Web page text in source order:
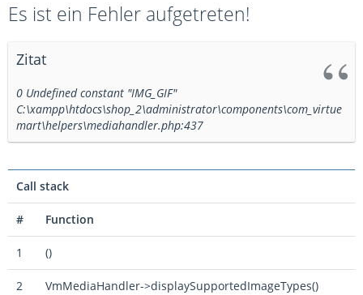
Es ist ein Fehler aufgetreten!
Zitat
0 Undefined constant "IMG_GIF"
C:\xampp\htdocs\shop_2\administrator\components\com_virtue
mart\helpers\mediahandler.php:437
Call stack
# Function
1 ()
2 VmMediaHandler->displaySupportedImageTypes()